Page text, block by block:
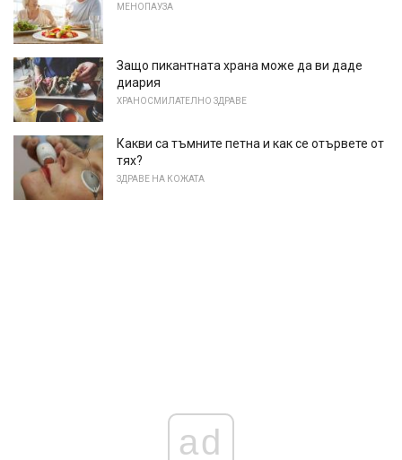
МЕНОПАУЗА
Защо пикантната храна може да ви даде
диария
ХРАНОСМИЛАТЕЛНО ЗДРАВЕ
Какви са тъмните петна и как се отървете от
тях?
ЗДРАВЕ НА КОЖАТА
ad